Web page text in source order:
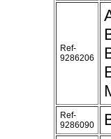
Ref-
9286206
Ref-
9286090